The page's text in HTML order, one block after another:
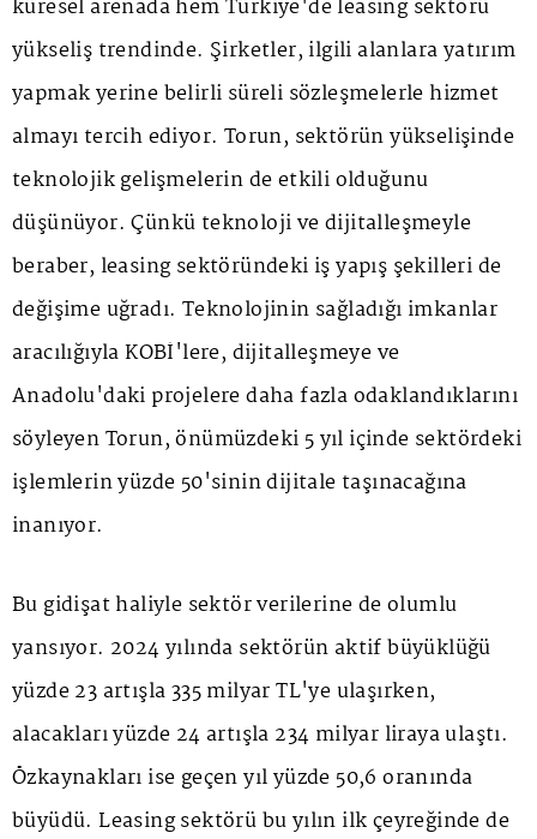
küresel arenada hem Türkiye'de leasing sektörü
yükseliş trendinde. Şirketler, ilgili alanlara yatırım
yapmak yerine belirli süreli sözleşmelerle hizmet
almayı tercih ediyor. Torun, sektörün yükselişinde
teknolojik gelişmelerin de etkili olduğunu
düşünüyor. Çünkü teknoloji ve dijitalleşmeyle
beraber, leasing sektöründeki iş yapış şekilleri de
değişime uğradı. Teknolojinin sağladığı imkanlar
aracılığıyla KOBİ'lere, dijitalleşmeye ve
Anadolu'daki projelere daha fazla odaklandıklarını
söyleyen Torun, önümüzdeki 5 yıl içinde sektördeki
işlemlerin yüzde 50'sinin dijitale taşınacağına
inanıyor.
Bu gidişat haliyle sektör verilerine de olumlu
yansıyor. 2024 yılında sektörün aktif büyüklüğü
yüzde 23 artışla 335 milyar TL'ye ulaşırken,
alacakları yüzde 24 artışla 234 milyar liraya ulaştı.
Özkaynakları ise geçen yıl yüzde 50,6 oranında
büyüdü. Leasing sektörü bu yılın ilk çeyreğinde de